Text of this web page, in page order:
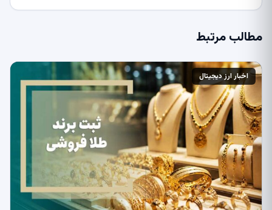
مطالب مرتبط
اخبار ارز دیجیتال